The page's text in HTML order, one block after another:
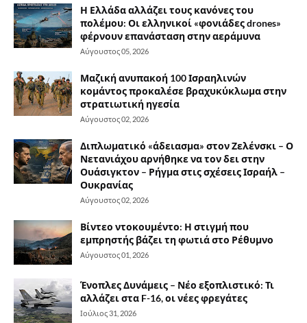
Η Ελλάδα αλλάζει τους κανόνες του
πολέμου: Οι ελληνικοί «φονιάδες drones»
φέρνουν επανάσταση στην αεράμυνα
Αύγουστος 05, 2026
Μαζική ανυπακοή 100 Ισραηλινών
κομάντος προκαλέσε βραχυκύκλωμα στην
στρατιωτική ηγεσία
Αύγουστος 02, 2026
Διπλωματικό «άδειασμα» στον Ζελένσκι – Ο
Νετανιάχου αρνήθηκε να τον δει στην
Ουάσιγκτον – Ρήγμα στις σχέσεις Ισραήλ –
Ουκρανίας
Αύγουστος 02, 2026
Βίντεο ντοκουμέντο: Η στιγμή που
εμπρηστής βάζει τη φωτιά στο Ρέθυμνο
Αύγουστος 01, 2026
Ένοπλες Δυνάμεις – Νέο εξοπλιστικό: Τι
αλλάζει στα F-16, οι νέες φρεγάτες
Ιούλιος 31, 2026